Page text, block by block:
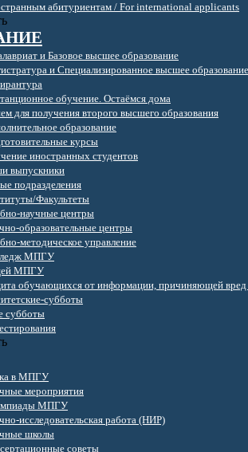
абитуриентам / For international applicants
и Базовое высшее образование
и Специализированное высшее образование
обучение. Остаёмся дома
для получения второго высшего образования
образование
курсы
иностранных студентов
выпускники
подразделения
Факультеты
научные центры
образовательные центры
методическое управление
МПГУ
МПГУ
обучающихся от информации, причиняющей вред
в МПГУ
мероприятия
МПГУ
исследовательская работа (НИР)
школы
советы